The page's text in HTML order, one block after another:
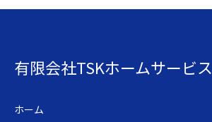
有限会社TSKホームサービス
ホーム